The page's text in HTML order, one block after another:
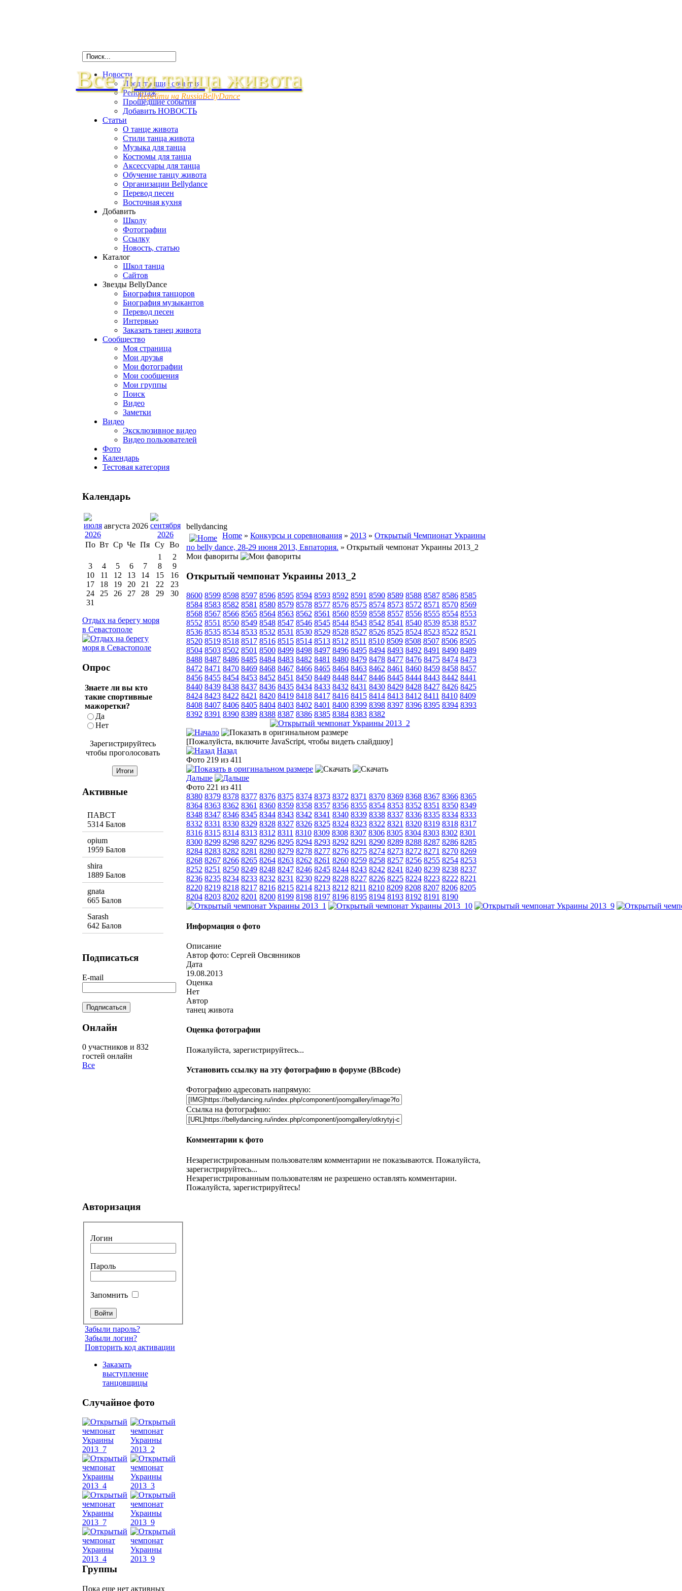
Все для танца живота
Перейти на RussiaBellyDance
Новости
Предстоящие события
Репортаж
Прошедшие события
Добавить НОВОСТЬ
Статьи
О танце живота
Стили танца живота
Музыка для танца
Костюмы для танца
Аксессуары для танца
Обучение танцу живота
Организации Bellydance
Перевод песен
Восточная кухня
Добавить
Школу
Фотографии
Ссылку
Новость, статью
Каталог
Школ танца
Сайтов
Звезды BellyDance
Биография танцоров
Биография музыкантов
Перевод песен
Интервью
Заказать танец живота
Сообщество
Моя страница
Мои друзья
Мои фотографии
Мои сообщения
Мои группы
Поиск
Видео
Заметки
Видео
Эксклюзивное видео
Видео пользователей
Фото
Календарь
Тестовая категория
bellydancing
Home » Конкурсы и соревнования » 2013 » Открытый Чемпионат Украины
по belly dance, 28-29 июня 2013, Евпатория. » Открытый чемпонат Украины 2013_2
Мои фавориты
Открытый чемпонат Украины 2013_2
8600 8599 8598 8597 8596 8595 8594 8593 8592 8591 8590 8589 8588 8587 8586 8585
8584 8583 8582 8581 8580 8579 8578 8577 8576 8575 8574 8573 8572 8571 8570 8569
8568 8567 8566 8565 8564 8563 8562 8561 8560 8559 8558 8557 8556 8555 8554 8553
8552 8551 8550 8549 8548 8547 8546 8545 8544 8543 8542 8541 8540 8539 8538 8537
8536 8535 8534 8533 8532 8531 8530 8529 8528 8527 8526 8525 8524 8523 8522 8521
8520 8519 8518 8517 8516 8515 8514 8513 8512 8511 8510 8509 8508 8507 8506 8505
8504 8503 8502 8501 8500 8499 8498 8497 8496 8495 8494 8493 8492 8491 8490 8489
8488 8487 8486 8485 8484 8483 8482 8481 8480 8479 8478 8477 8476 8475 8474 8473
8472 8471 8470 8469 8468 8467 8466 8465 8464 8463 8462 8461 8460 8459 8458 8457
8456 8455 8454 8453 8452 8451 8450 8449 8448 8447 8446 8445 8444 8443 8442 8441
8440 8439 8438 8437 8436 8435 8434 8433 8432 8431 8430 8429 8428 8427 8426 8425
8424 8423 8422 8421 8420 8419 8418 8417 8416 8415 8414 8413 8412 8411 8410 8409
8408 8407 8406 8405 8404 8403 8402 8401 8400 8399 8398 8397 8396 8395 8394 8393
8392 8391 8390 8389 8388 8387 8386 8385 8384 8383 8382
[Пожалуйста, включите JavaScript, чтобы видеть слайдшоу]
Назад
Фото 219 из 411
Дальше
Фото 221 из 411
8380 8379 8378 8377 8376 8375 8374 8373 8372 8371 8370 8369 8368 8367 8366 8365
8364 8363 8362 8361 8360 8359 8358 8357 8356 8355 8354 8353 8352 8351 8350 8349
8348 8347 8346 8345 8344 8343 8342 8341 8340 8339 8338 8337 8336 8335 8334 8333
8332 8331 8330 8329 8328 8327 8326 8325 8324 8323 8322 8321 8320 8319 8318 8317
8316 8315 8314 8313 8312 8311 8310 8309 8308 8307 8306 8305 8304 8303 8302 8301
8300 8299 8298 8297 8296 8295 8294 8293 8292 8291 8290 8289 8288 8287 8286 8285
8284 8283 8282 8281 8280 8279 8278 8277 8276 8275 8274 8273 8272 8271 8270 8269
8268 8267 8266 8265 8264 8263 8262 8261 8260 8259 8258 8257 8256 8255 8254 8253
8252 8251 8250 8249 8248 8247 8246 8245 8244 8243 8242 8241 8240 8239 8238 8237
8236 8235 8234 8233 8232 8231 8230 8229 8228 8227 8226 8225 8224 8223 8222 8221
8220 8219 8218 8217 8216 8215 8214 8213 8212 8211 8210 8209 8208 8207 8206 8205
8204 8203 8202 8201 8200 8199 8198 8197 8196 8195 8194 8193 8192 8191 8190
Информация о фото
Описание
Автор фото: Сергей Овсянников
Дата
19.08.2013
Оценка
Нет
Автор
танец живота
Оценка фотографии
Пожалуйста, зарегистрируйтесь...
Установить ссылку на эту фотографию в форуме (BBcode)
Фотографию адресовать напрямую:
Ссылка на фотографию:
Комментарии к фото
Незарегистрированным пользователям комментарии не показываются. Пожалуйста,
зарегистрируйтесь...
Незарегистрированным пользователям не разрешено оставлять комментарии.
Пожалуйста, зарегистрируйтесь!
Календарь
августа 2026
По Вт Ср Че Пя Су Во
1
2
3
4 5 6 7 8
9
10
11 12 13 14 15
16
17
18 19 20 21 22
23
24
25 26 27 28 29
30
31
Отдых на берегу моря
в Севастополе
Опрос
Знаете ли вы кто
такие спортивные
мажоретки?
Да
Нет
Зарегистрируйтесь
чтобы проголосовать
Активные
ПАВСТ
5314 Балов
opium
1959 Балов
shira
1889 Балов
gnata
665 Балов
Sarash
642 Балов
Подписаться
E-mail
Онлайн
0 участников и 832
гостей онлайн
Все
Авторизация
Логин
Пароль
Запомнить
Забыли пароль?
Забыли логин?
Повторить код активации
Заказать
выступление
танцовщицы
Случайное фото
Группы
Пока еще нет активных